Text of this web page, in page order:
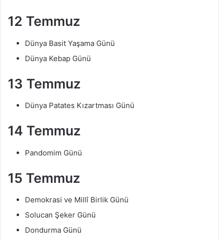
12 Temmuz
Dünya Basit Yaşama Günü
Dünya Kebap Günü
13 Temmuz
Dünya Patates Kızartması Günü
14 Temmuz
Pandomim Günü
15 Temmuz
Demokrasi ve Millî Birlik Günü
Solucan Şeker Günü
Dondurma Günü